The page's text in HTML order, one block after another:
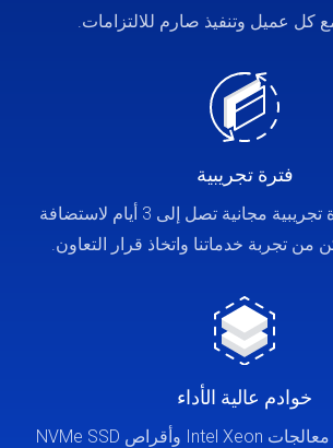
كل عميل وتنفيذ صارم للالتزامات.
فترة تجريبية
نوفر لعملائنا فترة تجريبية مجانية تصل إلى 3 أيام لاستضافة
خوادم عالية الأداء
خوادم تعتمد على معالجات Intel Xeon وأقراص NVMe SSD